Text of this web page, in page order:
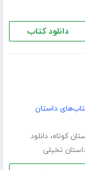
دانلود کتاب
داستان
کوتاه،دانلود
تخیلی